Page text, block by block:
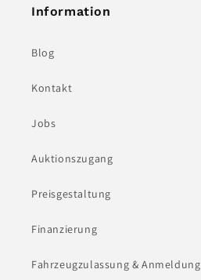
Information
Blog
Kontakt
Jobs
Auktionszugang
Preisgestaltung
Finanzierung
Fahrzeugzulassung & Anmeldung